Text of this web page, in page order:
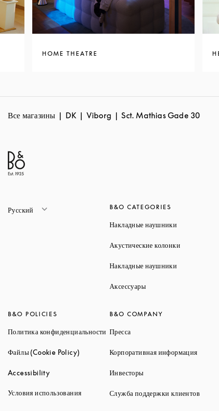
HOME THEATRE
Все магазины DK Viborg Sct. Mathias Gade 30
Русский B&O CATEGORIES
Накладные наушники
Акустические колонки
Накладные наушники
АксессуарыLink Opens in New
B&O POLICIES
Политика конфиденциальности Link Opens in New Tab
Файлы (Cookie Policy)Link Opens in New Tab
AccessibilityLink Opens in New Tab
Условия использованияLink Opens in New Tab
B&O COMPANY
ПрессаLink Opens in New Tab
Корпоративная информацияLink
ИнвесторыLink Opens in New Tab
Служба поддержки клиентов